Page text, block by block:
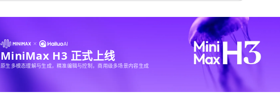
MiniMax H3 正式上线
原生多模态理解与生成，精准编辑与控制，商用级多场景内容生成